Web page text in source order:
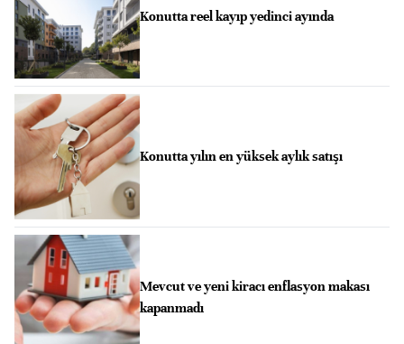
Konutta reel kayıp yedinci ayında
Konutta yılın en yüksek aylık satışı
Mevcut ve yeni kiracı enflasyon makası
kapanmadı